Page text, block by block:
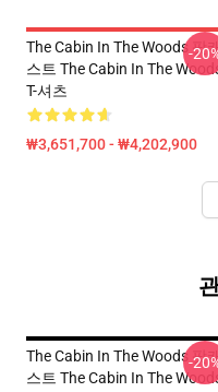
The Cabin In The Woods 팟캐
스트 The Cabin In The
T-셔츠
₩3,651,700 - ₩4,202,900
-
The Cabin In The Woods 팟캐
스트 The Cabin In The
-